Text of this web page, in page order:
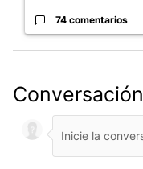
74 comentarios
Conversación